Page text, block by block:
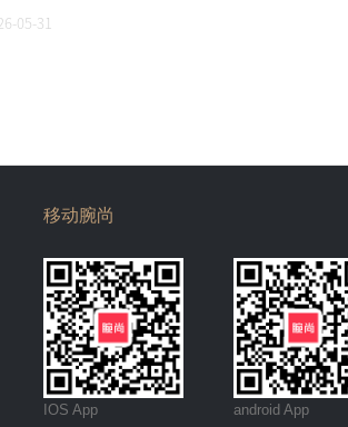
05-31
移动腕尚
IOS App android App